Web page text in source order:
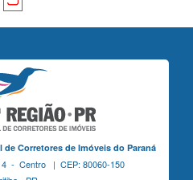
de Corretores de Imóveis do Paraná
- Centro | CEP: 80060-150